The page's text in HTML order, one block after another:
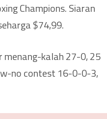
Champions. Siaran
$74,99.
kalah 27-0, 25
no contest 16-0-0-3,